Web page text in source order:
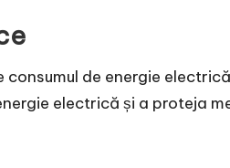
de energie
electrică și a proteja